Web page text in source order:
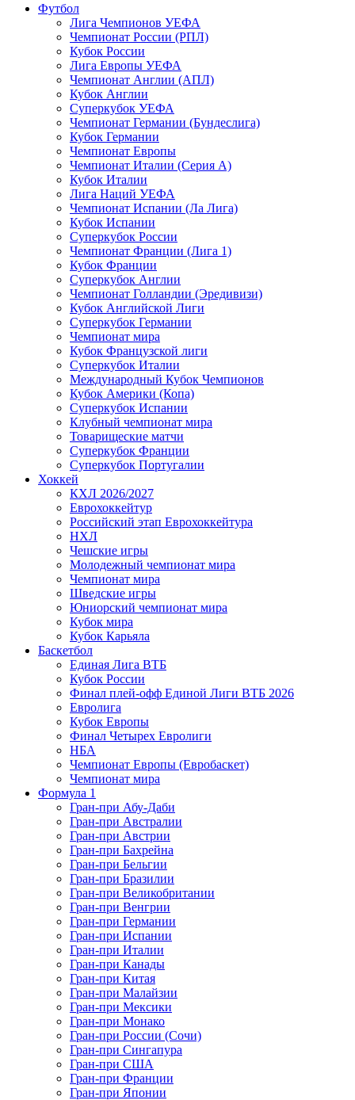
Футбол
Лига Чемпионов УЕФА
Чемпионат России (РПЛ)
Кубок России
Лига Европы УЕФА
Чемпионат Англии (АПЛ)
Кубок Англии
Суперкубок УЕФА
Чемпионат Германии (Бундеслига)
Кубок Германии
Чемпионат Европы
Чемпионат Италии (Серия А)
Кубок Италии
Лига Наций УЕФА
Чемпионат Испании (Ла Лига)
Кубок Испании
Суперкубок России
Чемпионат Франции (Лига 1)
Кубок Франции
Суперкубок Англии
Чемпионат Голландии (Эредивизи)
Кубок Английской Лиги
Суперкубок Германии
Чемпионат мира
Кубок Французской лиги
Суперкубок Италии
Международный Кубок Чемпионов
Кубок Америки (Копа)
Суперкубок Испании
Клубный чемпионат мира
Товарищеские матчи
Суперкубок Франции
Суперкубок Португалии
Хоккей
КХЛ 2026/2027
Еврохоккейтур
Российский этап Еврохоккейтура
НХЛ
Чешские игры
Молодежный чемпионат мира
Чемпионат мира
Шведские игры
Юниорский чемпионат мира
Кубок мира
Кубок Карьяла
Баскетбол
Единая Лига ВТБ
Кубок России
Финал плей-офф Единой Лиги ВТБ 2026
Евролига
Кубок Европы
Финал Четырех Евролиги
НБА
Чемпионат Европы (Евробаскет)
Чемпионат мира
Формула 1
Гран-при Абу-Даби
Гран-при Австралии
Гран-при Австрии
Гран-при Бахрейна
Гран-при Бельгии
Гран-при Бразилии
Гран-при Великобритании
Гран-при Венгрии
Гран-при Германии
Гран-при Испании
Гран-при Италии
Гран-при Канады
Гран-при Китая
Гран-при Малайзии
Гран-при Мексики
Гран-при Монако
Гран-при России (Сочи)
Гран-при Сингапура
Гран-при США
Гран-при Франции
Гран-при Японии